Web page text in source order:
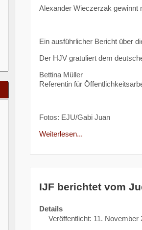
Alexander Wieczerzak gewinnt
Ein ausführlicher Bericht über
Der HJV gratuliert dem
Bettina Müller
Referentin für
Fotos: EJU/Gabi Juan
Weiterlesen...
IJF berichtet vom
Details
Veröffentlicht: 11. November